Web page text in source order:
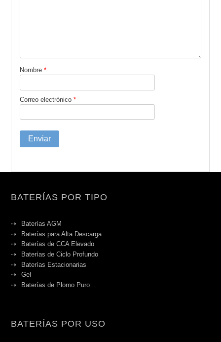
Nombre*
Correo electrónico*
BATERÍAS POR TIPO
Baterías AGM
Baterías para Alta Descarga
Baterías de CCA Elevado
Baterías de Ciclo Profundo
Baterías Estacionarias
Gel
Baterías de Plomo Puro
BATERÍAS POR USO